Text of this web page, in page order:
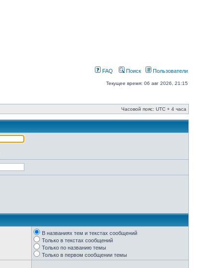
FAQ Поиск Пользователи
Текущее время: 06 авг 2026, 21:15
Часовой пояс: UTC + 4 часа
В названиях тем и текстах сообщений
Только в текстах сообщений
Только по названию темы
Только в первом сообщении темы